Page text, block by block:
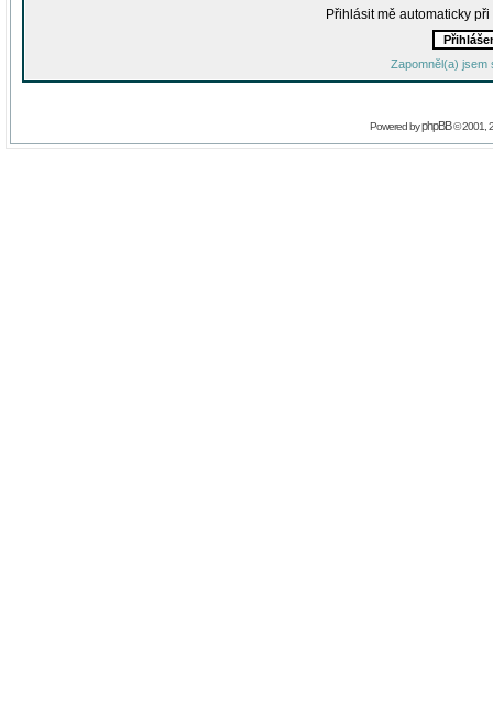
Přihlásit mě automaticky
Zapomněl(a) jsem
Powered byphpBB© 2001,